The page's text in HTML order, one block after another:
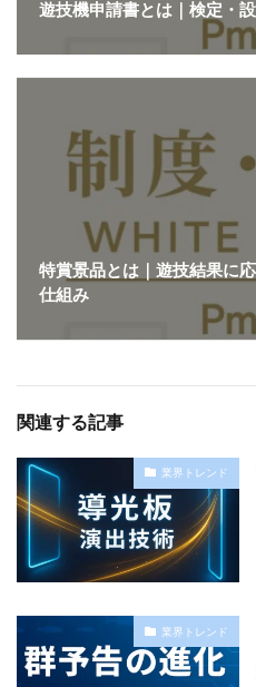
遊技機申請書とは｜検定・
特賞景品とは｜遊技結果に
仕組み
関連する記事
業界トレンド
業界トレンド